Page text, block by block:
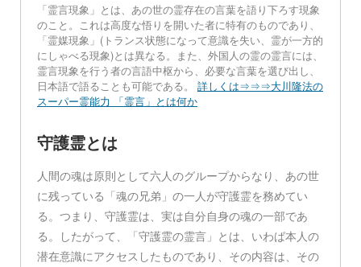
「霊言現象」とは、あの世の霊存在の言葉を語り下ろす現象
のこと。これは高度な悟りを開いた者に特有のものであり、
「霊媒現象」(トランス状態になって意識を失い、霊が一方的
にしゃべる現象)とは異なる。また、外国人の霊の霊言には、
霊言現象を行う者の言語中枢から、必要な言葉を選び出し、
日本語で語ることも可能である。 詳しくは⇒⇒⇒大川隆法の
スーパー霊能力 「霊言」とは何か
守護霊とは
人間の魂は原則として六人のグループからなり、あの世
に残っている「魂の兄弟」の一人が守護霊を務めてい
る。つまり、守護霊は、実は自分自身の魂の一部であ
る。したがって、「守護霊の霊言」とは、いわば本人の
潜在意識にアクセスしたものであり、その内容は、その